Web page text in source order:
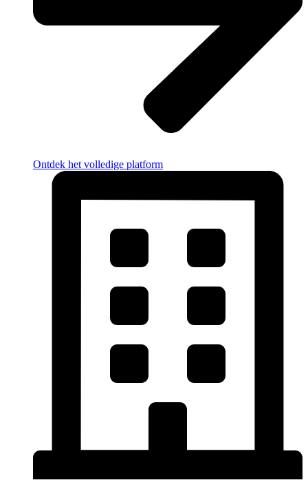
Ontdek het volledige platform